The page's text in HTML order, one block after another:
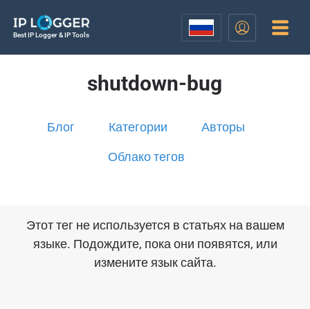
Best IP Logger & IP Tools
shutdown-bug
Блог Категории Авторы
Облако тегов